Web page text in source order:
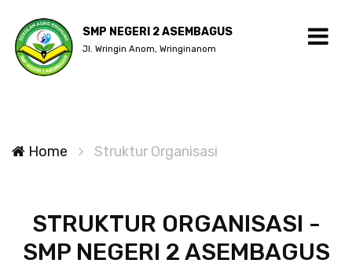
SMP NEGERI 2 ASEMBAGUS
Jl. Wringin Anom, Wringinanom
Home Struktur Organisasi
STRUKTUR ORGANISASI -
SMP NEGERI 2 ASEMBAGUS